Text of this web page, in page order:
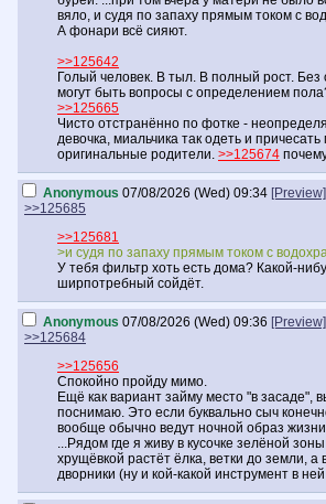
вяло, и судя по запаху прямым током с
А фонари всё сияют.
>>125642
Голый человек. В тыл. В полный рост.
могут быть вопросы с определением
>>125665
Чисто отстранённо по фотке -
девочка, миальчика так одеть и причесать
оригинальные родители. >>125674
Anonymous 07/08/2026 (Wed) 09:34 [Preview]
>>125685
>>125681
>и судя по запаху прямым током с
У тебя фильтр хоть есть дома? Какой-
ширпотребный сойдёт.
Anonymous 07/08/2026 (Wed) 09:36 [Preview]
>>125684
>>125656
Спокойно пройду мимо.
Ещё как вариант займу место "в засаде",
поснимаю. Это если буквально сыч
вообще обычно ведут ночной образ
...Рядом где я живу в кусочке зелёной
хрущёвкой растёт ёлка, ветки до земли, а
дворники (ну и кой-какой инструмент в